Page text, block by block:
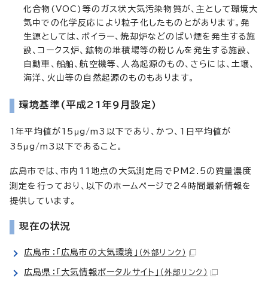
化合物(VOC)等のガス状大気汚染物質が、主として環境大
気中での化学反応により粒子化したものとがあります。発
生源としては、ボイラー、焼却炉などのばい煙を発生する施
設、コークス炉、鉱物の堆積場等の粉じんを発生する施設、
自動車、船舶、航空機等、人為起源のもの、さらには、土壌、
海洋、火山等の自然起源のものもあります。
環境基準(平成21年9月設定)
1年平均値が15μg/m3以下であり、かつ、1日平均値が
35μg/m3以下であること。
広島市では、市内11地点の大気測定局でPM2.5の質量濃度
測定を行っており、以下のホームページで24時間最新情報を
提供しています。
現在の状況
広島市：「広島市の大気環境」 （外部リンク）
広島県：「大気情報ポータルサイト」 （外部リンク）